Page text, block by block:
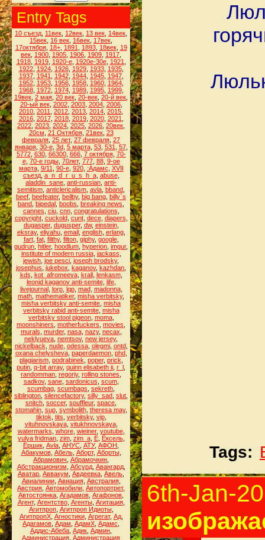
Entry Tags
10 съезд 11век 12век 13 век 14век
15век 16 век 16век 17век
17октября, 18+, 1891 1893, 18век, 19
век 1900 1905 1906 1909 1917
1918, 1919, 1920-е, 1920е-30е, 1921
1922, 1924, 1926, 1929, 1933, 1935,
1937, 1941 1942, 1944, 1945, 1947,
1952, 1953, 1956, 1958, 1960, 1964,
1968, 1972, 1974, 1989, 1995, 1999,
19век 2 мая 20 век 20-век 20-й век
20-ый век, 2002, 2003, 2004, 2006,
2010 2011 2012 2013 2014 2015
2016, 2017, 2018, 2019, 2020, 2021
2022 2023 2024 2025 2026 20век
20см 21 Октября, 21век, 23
февраля 25 лет, 27 февраля 27
января, 30-е, 3d, 5 марта, 53, 531 57,
5772, 630, 66300, 666, 7 октября, 70-
е, 70-е годы, 70лет, 777, 88, 9-ое
марта, 9/11 90-е, 920, :Адамс XVII
съезд, a_n_d_r_u_s_h_a, abuse,
aladdin_sane anti-russian anti-
semitism anticlericalism avla bband
beef beefeater, beilby, big bang billy`s
band bipedal boobs breaking news
cannes ciu, cnn, congratulations
copyright, cuckold, cunt, dece, diapers
dugasper, dugusper, dw, einstein,
eksray, eliyahu, email, english, erlang,
fart, fat, filthy, filton, giphy, google,
gudrun hitler, hoodlum hyperion imgur,
institute of modern russia, jackass
jewish joe pesci joseph brodsky,
josephus jukebox kaganov, kazhdan
kds kot_afromeeva, krall, lenkasm,
leonid kaganov anti-semite, life,
livejournal, lorp, lqp, mad, madonna,
math mathematiker, misha verbitsky,
misha verbitsky anti-semite misha
verbitsky rabid anti-semite, misha
verbitsky stool pigeon, moma,
moonshiners motherfuckers movies
murals murder, nasa, nazy, necax
neklyueva nemtsov, new jersey,
nickelback nude, odessa, olegmi, ontd,
oxana chelysheva, paperdaemon, phd,
plagiarism, podrabinek poper, prick
putin q-bit array, quinn elisabeth ii r_l
randomman regoriy, rolling stones
sadkov, sane, sardonicus scum,
scumbag scumbags sekreth
siblington silencefactory, silly_sad slut
snitch soccer, souffleur, space
stomahin, sup, symbolith, theresa may,
tiktok tits verbitsky, vip,
vituhnovskaya, vitukhnovskaya,
watermarks whore, wieiner, youtube,
yulya fridman, zim, zim_a, Ё, Ёксель,
Ёршик Аvla АНУС АТУ, АФОН
Абакумов, Абель, Аборт, Аборты,
Абрамович Абрамочкин
Абстракционизм Абсурд, Авангард,
Аватар Аввакум Авдеевка Авель
Авиалинии, Авиация, Австралия,
Австрия Автомобили Автопортрет,
Автостоянка Агадамов Агафонов
Агент, Агентство, Агенты, Агитация,
Агитпроп, Агитпроп Идиоты,
АгитпропХ, Агностики, Агрегат, Ад,
Адагамов Адам АдамХ Адамс
Аддис-Абеба Адик Админ
Администрация Администрация
Tags:
6th-Jan-